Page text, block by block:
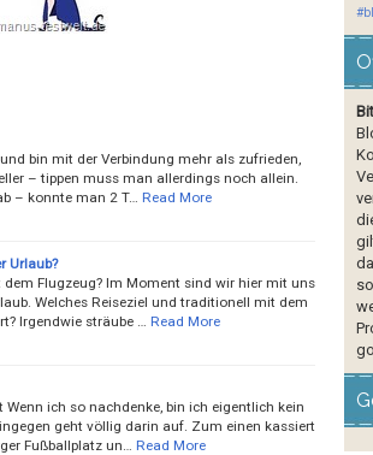
bin mit der Verbindung mehr als zufrieden,
– tippen muss man allerdings noch allein.
– konnte man 2 T…
Read More
Urlaub?
Flugzeug? Im Moment sind wir hier mit uns
Welches Reiseziel und traditionell mit dem
Irgendwie sträube …
Read More
ich so nachdenke, bin ich eigentlich kein
geht völlig darin auf. Zum einen kassiert
Fußballplatz un…
Read More